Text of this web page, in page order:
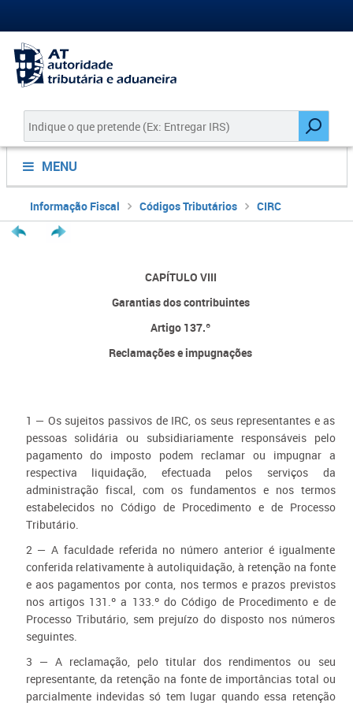
MENU
Informação Fiscal Códigos Tributários CIRC
CAPÍTULO VIII
Garantias dos contribuintes
Artigo 137.º
Reclamações e impugnações
1 — Os sujeitos passivos de IRC, os seus representantes e as
pessoas solidária ou subsidiariamente responsáveis pelo
pagamento do imposto podem reclamar ou impugnar a
respectiva liquidação, efectuada pelos serviços da
administração fiscal, com os fundamentos e nos termos
estabelecidos no Código de Procedimento e de Processo
Tributário.
2 — A faculdade referida no número anterior é igualmente
conferida relativamente à autoliquidação, à retenção na fonte
e aos pagamentos por conta, nos termos e prazos previstos
nos artigos 131.º a 133.º do Código de Procedimento e de
Processo Tributário, sem prejuízo do disposto nos números
seguintes.
3 — A reclamação, pelo titular dos rendimentos ou seu
representante, da retenção na fonte de importâncias total ou
parcialmente indevidas só tem lugar quando essa retenção